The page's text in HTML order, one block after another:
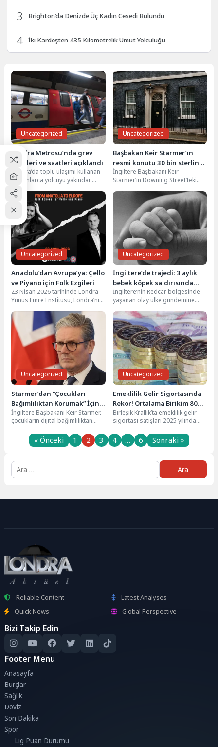
3 Brighton’da Denizde Üç Kadın Cesedi Bulundu
4 İki Kardeşten 435 Kilometrelik Umut Yolculuğu
Kurtardı
6
Londra Metrosunda Grev Krizi: 24 Saatlik İş Bırakma
Ulaşımı Felç…
7 Londra Metrosu’nda grev tarihleri ve saatleri açıklandı
8
Başbakan Keir Starmer’ın resmi konutu 30 bin sterline
Uncategorized
Londra Metrosu’nda grev
tarihleri ve saatleri açıklandı
Londra’da toplu ulaşımı kullanan
milyonlarca yolcuyu yakından
ilgilendiren metro grevleri, Nisan
ayında yeniden gündeme geldi....
Uncategorized
Başbakan Keir Starmer’ın
resmi konutu 30 bin sterline
yenilendi
İngiltere Başbakanı Keir
Starmer’ın Downing Street’teki
başlamasının ardından yaklaşık
30 bin sterlinlik...
Uncategorized
Anadolu’dan Avrupa’ya: Çello
ve Piyano için Folk Ezgileri
23 Nisan 2026 tarihinde Londra
Yunus Emre Enstitüsü, Londra’nın
World Heart Beat’te...
Uncategorized
İngiltere’de trajedi: 3 aylık
bebek köpek saldırısında
hayatını kaybetti
İngiltere’nin Redcar bölgesinde
yaşanan olay ülke gündemine
evde meydana...
Uncategorized
Starmer’dan “Çocukları
Bağımlılıktan Korumak” İçin
Sosyal Medya Şirketleriyle
Mücadele Sözü
İngiltere Başbakanı Keir Starmer,
çocukların dijital bağımlılıktan
platformlarına karşı daha sert...
Uncategorized
Emeklilik Gelir Sigortasında
Rekor! Ortalama Birikim 80
Bin Sterlini Aştı
Birleşik Krallık’ta emeklilik gelir
sigortası satışları 2025 yılında
çekici bir artış...
« Önceki 1 2 3 4 … 6 Sonraki »
Arama:
Reliable Content
Latest Analyses
Quick News
Global Perspective
Bizi Takip Edin
Footer Menu
Anasayfa
Burçlar
Sağlık
Döviz
Son Dakika
Spor
Lig Puan Durumu